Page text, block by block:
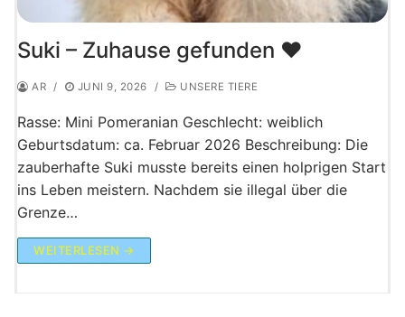
Suki – Zuhause gefunden ♥️
AR / JUNI 9, 2026 / UNSERE TIERE
Rasse: Mini Pomeranian Geschlecht: weiblich
Geburtsdatum: ca. Februar 2026 Beschreibung: Die
zauberhafte Suki musste bereits einen holprigen Start
ins Leben meistern. Nachdem sie illegal über die
Grenze…
WEITERLESEN →